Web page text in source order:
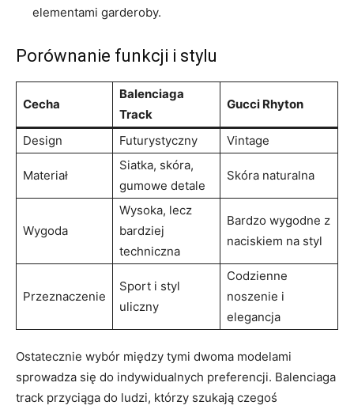
elementami garderoby.
Porównanie funkcji i stylu
Cecha
Balenciaga
Track
Gucci Rhyton
Design Futurystyczny Vintage
Materiał
Siatka, skóra,
gumowe detale
Skóra naturalna
Wygoda
Wysoka, lecz
bardziej
techniczna
Bardzo wygodne z
naciskiem na styl
Przeznaczenie
Sport i styl
uliczny
Codzienne
noszenie i
elegancja
Ostatecznie wybór między tymi dwoma modelami
sprowadza się do indywidualnych preferencji. Balenciaga
track przyciąga do ludzi, którzy szukają czegoś